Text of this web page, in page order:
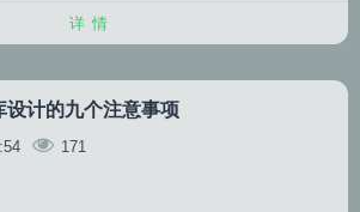
详情
设计的九个注意事项
171